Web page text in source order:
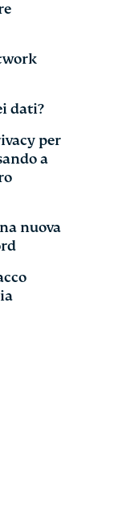
dati?
per
a
nuova